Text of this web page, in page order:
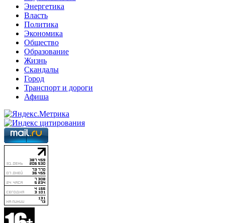
Энергетика
Власть
Политика
Экономика
Общество
Образование
Жизнь
Скандалы
Город
Транспорт и дороги
Афиша